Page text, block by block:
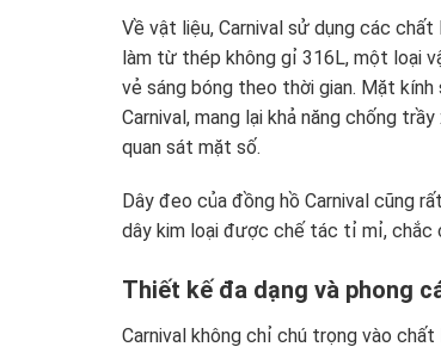
Về vật liệu, Carnival sử dụng các
làm từ thép không gỉ 316L, một loại
vẻ sáng bóng theo thời gian. Mặt
Carnival, mang lại khả năng chống
quan sát mặt số.
Dây đeo của đồng hồ Carnival cũng
dây kim loại được chế tác tỉ mỉ, chắc
Thiết kế đa dạng và phong
Carnival không chỉ chú trọng vào